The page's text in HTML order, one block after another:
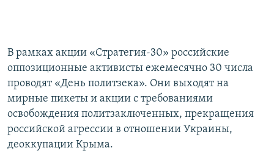
В рамках акции «Стратегия-30» российские
оппозиционные активисты ежемесячно 30 числа
проводят «День политзека». Они выходят на
мирные пикеты и акции с требованиями
освобождения политзаключенных, прекращения
российской агрессии в отношении Украины,
деоккупации Крыма.